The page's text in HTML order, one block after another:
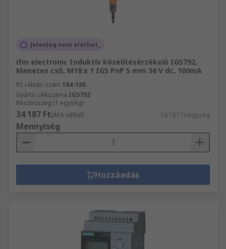
Jelenleg nem elérhet_
ifm electronic Induktív közelítésérzékelő IG5792,
Menetes cső, M18 x 1 IG5 PnP 5 mm 36 V dc, 100mA
RS raktári szám 184-186
Gyártó cikkszáma IG5792
Részösszeg (1 egység)
34 187 Ft(ÁFA nélkül) 34 187 Ft/egység
Mennyiség
Hozzáadás